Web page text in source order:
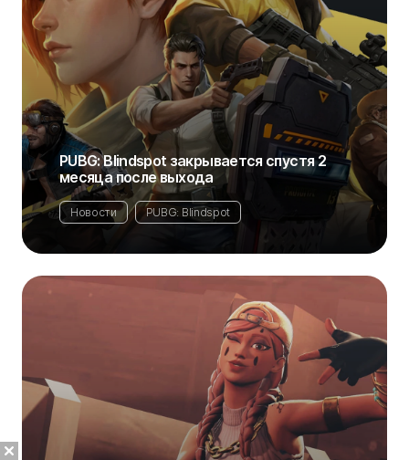
PUBG: Blindspot закрывается спустя 2
месяца после выхода
Новости PUBG: Blindspot